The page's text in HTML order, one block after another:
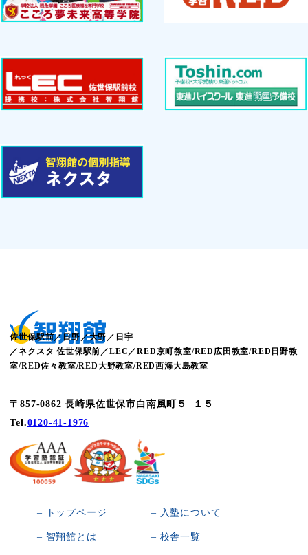
佐世保駅前／日野／大野／日宇
／ネクスタ 佐世保駅前／LEC／RED京町教室/RED広田教室/RED日野教
室/RED佐々教室/RED大野教室/RED西海大島教室
〒857-0862 長崎県佐世保市白南風町５−１５
Tel.0120-41-1976
– トップページ – 入塾について
– 智翔館とは – 校舎一覧